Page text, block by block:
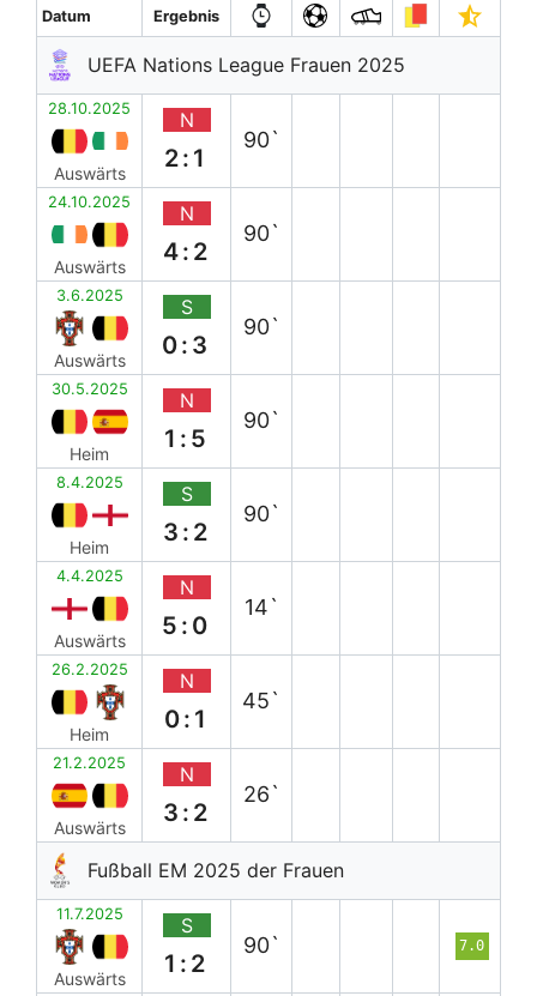
Datum Ergebnis
UEFA Nations League Frauen 2025
28.10.2025
Auswärts
N
2:1
90`
24.10.2025
Auswärts
N
4:2
90`
3.6.2025
Auswärts
S
0:3
90`
30.5.2025
Heim
N
1:5
90`
8.4.2025
Heim
S
3:2
90`
4.4.2025
Auswärts
N
5:0
14`
26.2.2025
Heim
N
0:1
45`
21.2.2025
Auswärts
N
3:2
26`
Fußball EM 2025 der Frauen
11.7.2025
Auswärts
S
1:2
90` 7.0